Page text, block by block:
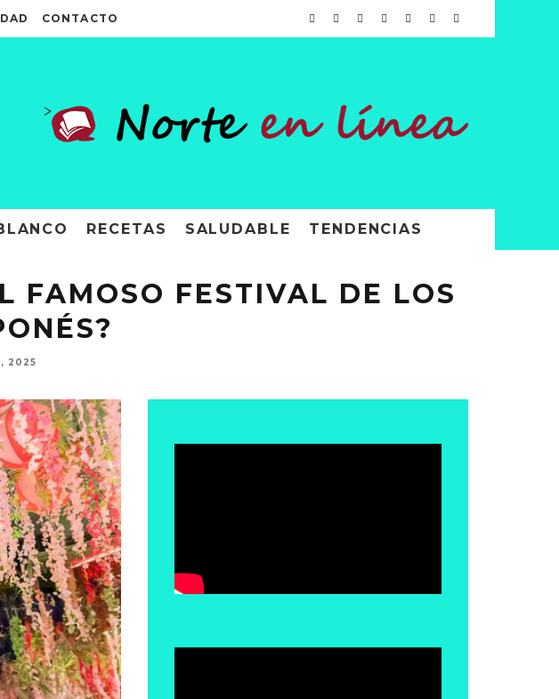
CONTACTO
>
RECETAS SALUDABLE TENDENCIAS
FAMOSO FESTIVAL DE LOS
2025